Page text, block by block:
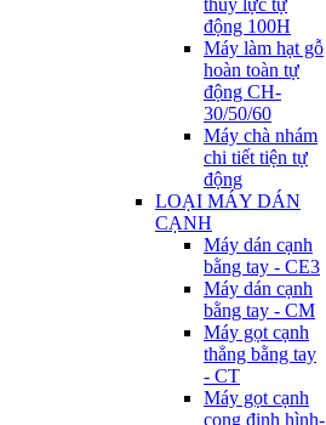
thuỷ lực tự
động 100H
Máy làm hạt gỗ
hoàn toàn tự
động CH-
30/50/60
Máy chà nhám
chi tiết tiện tự
động
LOẠI MÁY DÁN
CẠNH
Máy dán cạnh
bằng tay - CE3
Máy dán cạnh
bằng tay - CM
Máy gọt cạnh
thẳng bằng tay
- CT
Máy gọt cạnh
cong định hình-